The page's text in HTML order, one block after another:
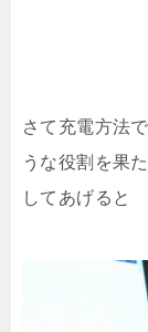
さて充電方法
うな役割を果
してあげると